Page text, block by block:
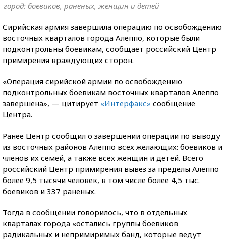
город: боевиков, раненых, женщин и детей
Сирийская армия завершила операцию по освобождению
восточных кварталов города Алеппо, которые были
подконтрольны боевикам, сообщает российский Центр
примирения враждующих сторон.
«Операция сирийской армии по освобождению
подконтрольных боевикам восточных кварталов Алеппо
завершена», — цитирует «Интерфакс» сообщение
Центра.
Ранее Центр сообщил о завершении операции по выводу
из восточных районов Алеппо всех желающих: боевиков и
членов их семей, а также всех женщин и детей. Всего
российский Центр примирения вывез за пределы Алеппо
более 9,5 тысячи человек, в том числе более 4,5 тыс.
боевиков и 337 раненых.
Тогда в сообщении говорилось, что в отдельных
кварталах города «остались группы боевиков
радикальных и непримиримых банд, которые ведут